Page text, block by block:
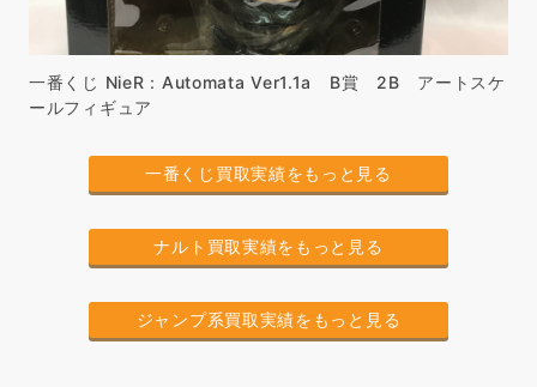
一番くじ NieR：Automata Ver1.1a B賞 2B アートスケ
ールフィギュア
一番くじ買取実績をもっと見る
ナルト買取実績をもっと見る
ジャンプ系買取実績をもっと見る